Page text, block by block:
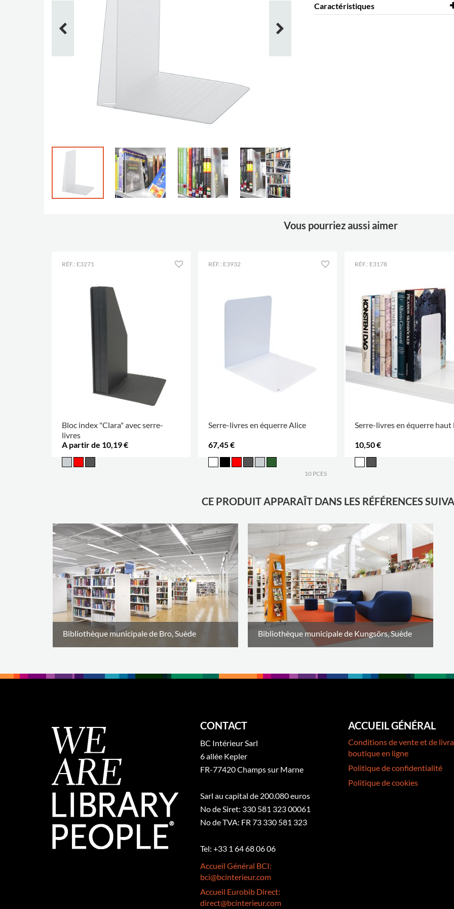
Caractéristiques
Vous pourriez aussi aimer
RÉF.: E3271
Bloc index "Clara" avec serre-
livres
A partir de 10,19 €
RÉF.: E3932
Serre-livres en équerre Alice
67,45 €
10 PCES
RÉF.: E3178
Serre-livres en équerre haut
10,50 €
CE PRODUIT APPARAÎT DANS LES RÉFÉRENCES
Bibliothèque municipale de Bro, Suède Bibliothèque municipale de Kungsörs, Suède
CONTACT
BC Intérieur Sarl
6 allée Kepler
FR-77420 Champs sur Marne
Sarl au capital de 200.080 euros
No de Siret: 330 581 323 00061
No de TVA: FR 73 330 581 323
Tel: +33 1 64 68 06 06
Accueil Général BCI:
bci@bcinterieur.com
Accueil Eurobib Direct:
direct@bcinterieur.com
ACCUEIL GÉNÉRAL
Conditions de vente et de
boutique en ligne
Politique de confidentialité
Politique de cookies